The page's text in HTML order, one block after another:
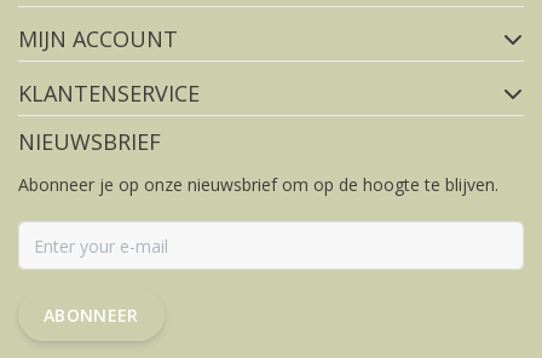
MIJN ACCOUNT
KLANTENSERVICE
NIEUWSBRIEF
Abonneer je op onze nieuwsbrief om op de hoogte te blijven.
ABONNEER